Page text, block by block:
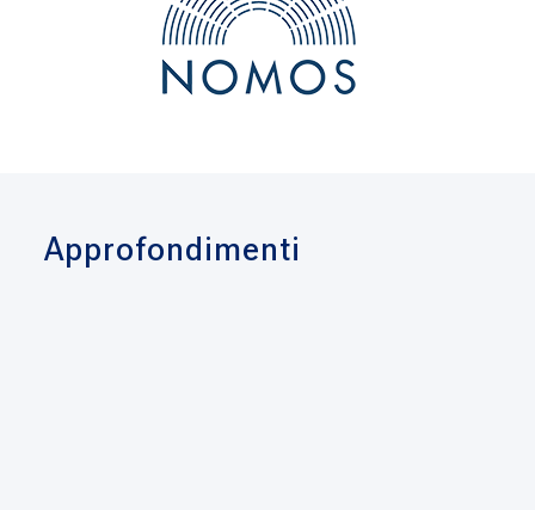
Approfondimenti